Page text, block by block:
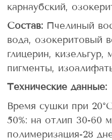
карнаубский,
Состав: Пчелиный
вода, озокеритовый
глицерин, кизельгур,
пигменты,
Технические данные:
Время сушки при
50%: на отлип 30-60
полимеризация-28